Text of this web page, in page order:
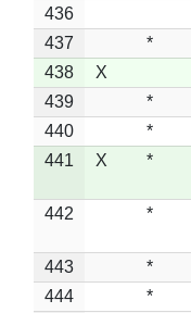
436
437
*
438
X
439
*
440
*
441
X *
442
*
443
*
444
*